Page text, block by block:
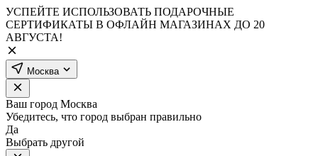
УСПЕЙТЕ ИСПОЛЬЗОВАТЬ ПОДАРОЧНЫЕ
СЕРТИФИКАТЫ В ОФЛАЙН МАГАЗИНАХ ДО 20
АВГУСТА!
Москва
Ваш город Москва
Убедитесь, что город выбран правильно
Да
Выбрать другой